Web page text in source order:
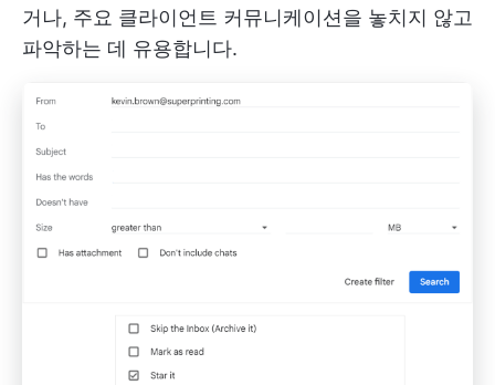
거나, 주요 클라이언트 커뮤니케이션을 놓치지 않고
파악하는 데 유용합니다.